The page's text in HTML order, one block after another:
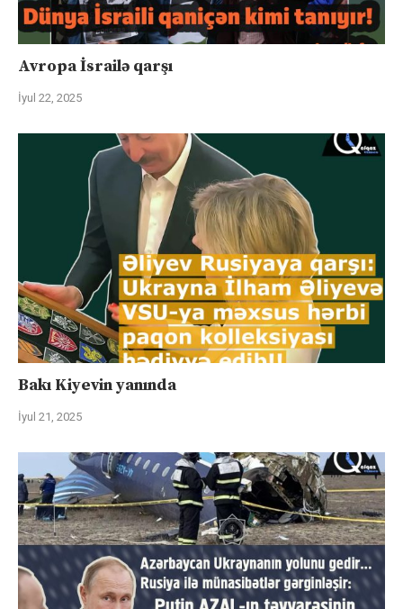
Avropa İsrailə qarşı
İyul 22, 2025
Bakı Kiyevin yanında
İyul 21, 2025